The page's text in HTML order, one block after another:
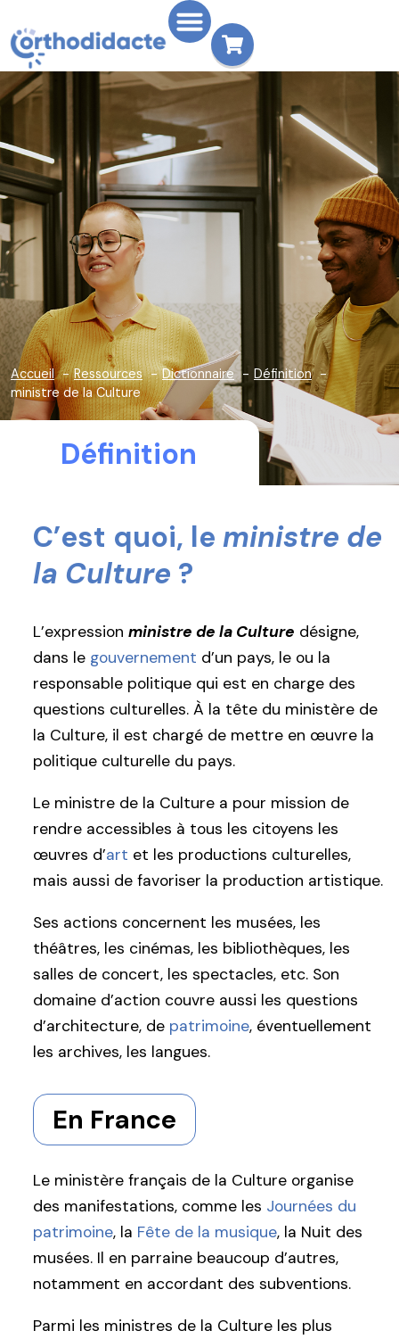
Accueil Ressources Dictionnaire
Définition
ministre de la Culture
Définition
C’est quoi, le ministre de
la Culture ?
L’expression ministre de la Culture désigne,
dans le gouvernement d’un pays, le ou la
responsable politique qui est en charge des
questions culturelles. À la tête du ministère de
la Culture, il est chargé de mettre en œuvre la
politique culturelle du pays.
Le ministre de la Culture a pour mission de
rendre accessibles à tous les citoyens les
œuvres d’art et les productions culturelles,
mais aussi de favoriser la production artistique.
Ses actions concernent les musées, les
théâtres, les cinémas, les bibliothèques, les
salles de concert, les spectacles, etc. Son
domaine d’action couvre aussi les questions
d’architecture, de patrimoine, éventuellement
les archives, les langues.
En France
Le ministère français de la Culture organise
des manifestations, comme les Journées du
patrimoine, la Fête de la musique, la Nuit des
musées. Il en parraine beaucoup d’autres,
notamment en accordant des subventions.
Parmi les ministres de la Culture les plus